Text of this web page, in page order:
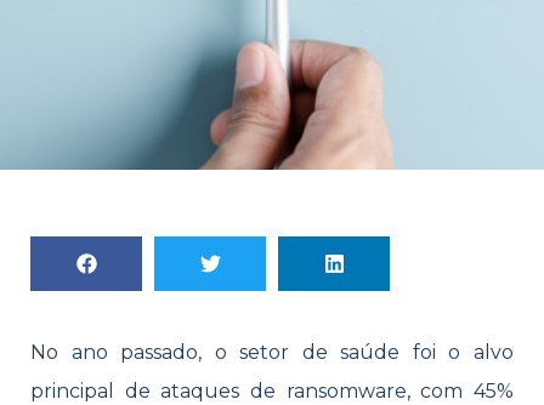
No ano passado, o setor de saúde foi o alvo
principal de ataques de ransomware, com 45%